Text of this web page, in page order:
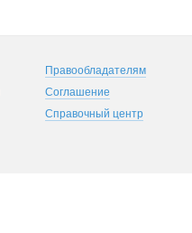
Правообладателям
Соглашение
Справочный центр